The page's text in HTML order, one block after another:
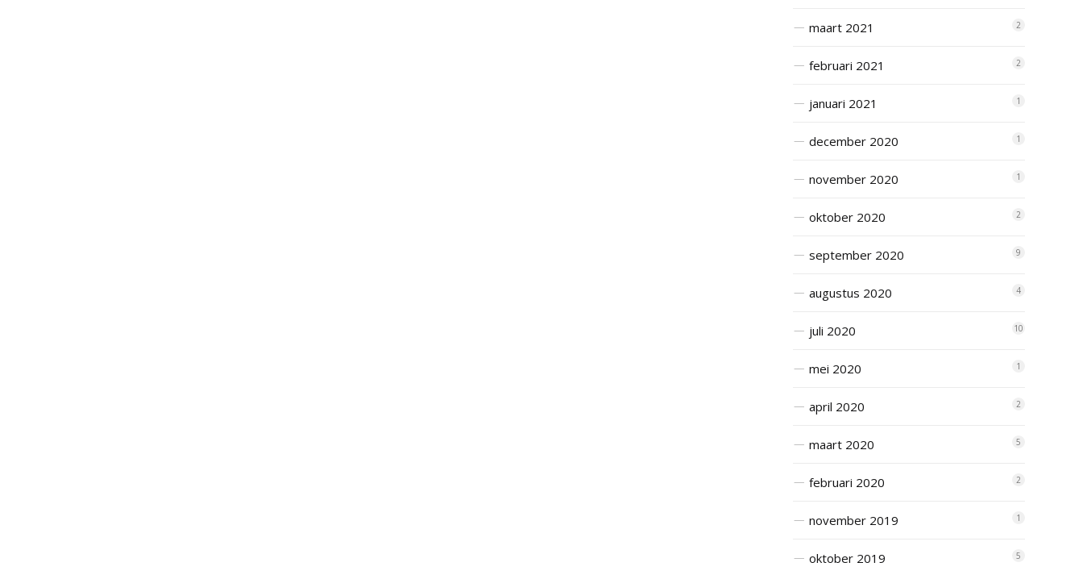
maart 2021 2
februari 2021 2
januari 2021 1
december 2020 1
november 2020 1
oktober 2020 2
september 2020 9
augustus 2020 4
juli 2020 10
mei 2020 1
april 2020 2
maart 2020 5
februari 2020 2
november 2019 1
oktober 2019 5